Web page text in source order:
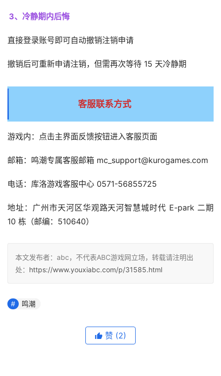
3、冷静期内后悔
直接登录账号即可自动撤销注销申请
撤销后可重新申请注销，但需再次等待 15 天冷静期
客服联系方式
游戏内：点击主界面反馈按钮进入客服页面
邮箱：鸣潮专属客服邮箱 mc_support@kurogames.com
电话：库洛游戏客服中心 0571-56855725
地址：广州市天河区华观路天河智慧城时代 E-park 二期
10 栋（邮编：510640）
本文发布者：abc，不代表ABC游戏网立场，转载请注明出
处： https://www.youxiabc.com/p/31585.html
鸣潮
赞 (2)